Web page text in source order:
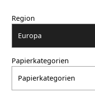
Region
Europa
Papierkategorien
Papierkategorien